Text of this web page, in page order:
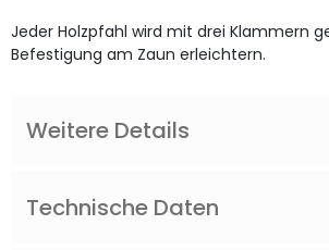
Jeder Holzpfahl wird mit drei Klammern
Befestigung am Zaun erleichtern.
Weitere Details
Technische Daten